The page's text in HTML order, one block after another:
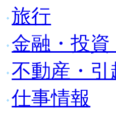
旅行
金融・投資
不動産・引
仕事情報